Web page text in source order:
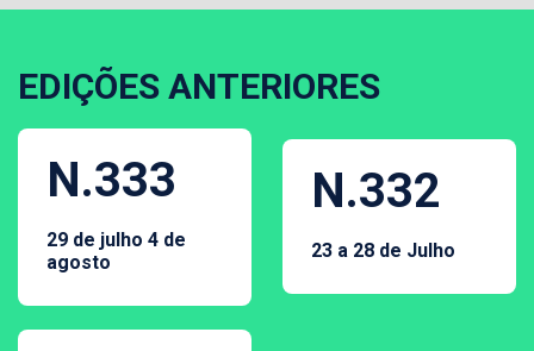
EDIÇÕES ANTERIORES
N.333
29 de julho 4 de
agosto
N.332
23 a 28 de Julho